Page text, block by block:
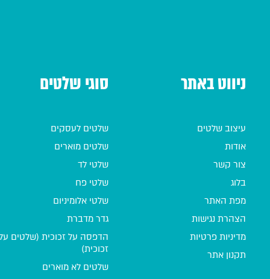
ניווט באתר
עיצוב שלטים
אודות
צור קשר
בלוג
מפת האתר
הצהרת נגישות
מדיניות פרטיות
תקנון אתר
סוגי שלטים
שלטים לעסקים
שלטים מוארים
שלטי לד
שלטי פח
שלטי אלומיניום
גדר מדברת
הדפסה על זכוכית (שלטים
זכוכית)
שלטים לא מוארים